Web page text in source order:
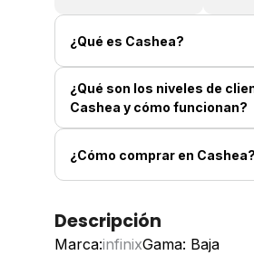
¿Qué es Cashea?
¿Qué son los niveles de
Cashea y cómo funcionan?
¿Cómo comprar en Cashea?
Descripción
Marca:infinixGama: Baja